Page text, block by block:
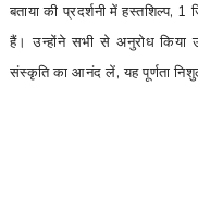
बताया की प्रदर्शनी में हस्तशिल्प,
हैं। उन्होंने सभी से अनुरोध
संस्कृति का आनंद लें, यह पूर्णता